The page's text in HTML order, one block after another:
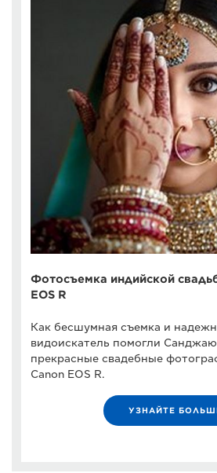
Фотосъемка индийской
EOS R
Как бесшумная съемка и
видоискатель помогли
прекрасные свадебные
Canon EOS R.
УЗНАЙТЕ